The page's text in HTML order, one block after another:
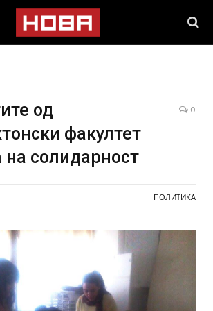
од
факултет
на солидарност
0
ПОЛИТИКА